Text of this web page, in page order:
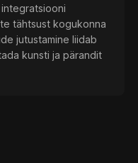
tähtsust kogukonna
jutustamine liidab
kunsti ja pärandit